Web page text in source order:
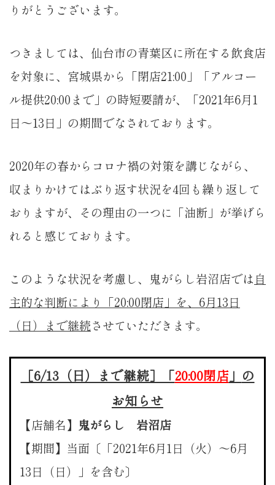
りがとうございます。
つきましては、仙台市の青葉区に所在する飲食店
を対象に、宮城県から「閉店21:00」「アルコー
ル提供20:00まで」の時短要請が、「2021年6月1
日〜13日」の期間でなされております。
2020年の春からコロナ禍の対策を講じながら、
収まりかけてはぶり返す状況を4回も繰り返して
おりますが、その理由の一つに「油断」が挙げら
れると感じております。
このような状況を考慮し、鬼がらし岩沼店では 自
主的な判断により「20:00閉店」を、6月13日
（日）まで継続させていただきます。
［6/13（日）まで継続］「20:00閉店」 の
お知らせ
【店舗名】 鬼がらし 岩沼店
【期間】当面〔「2021年6月1日（火）〜6月
13日（日）」を含む〕